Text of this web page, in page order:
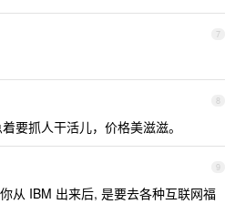
7
8
要抓人干活儿，价格美滋滋。
9
从 IBM 出来后, 是要去各种互联网福